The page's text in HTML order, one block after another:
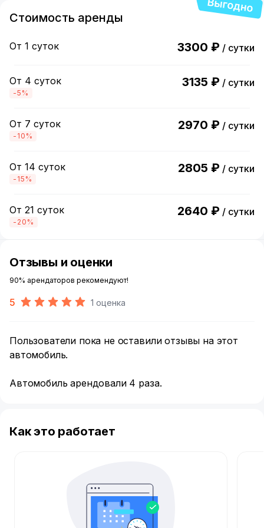
Стоимость аренды
От 1 суток 3300 ₽ / сутки
От 4 суток
-5%
3135 ₽ / сутки
От 7 суток
-10%
2970 ₽ / сутки
От 14 суток
-15%
2805 ₽ / сутки
От 21 суток
-20%
2640 ₽ / сутки
Отзывы и оценки
90% арендаторов рекомендуют!
5 1 оценка
Пользователи пока не оставили отзывы на этот
автомобиль.
Автомобиль арендовали 4 раза.
Как это работает